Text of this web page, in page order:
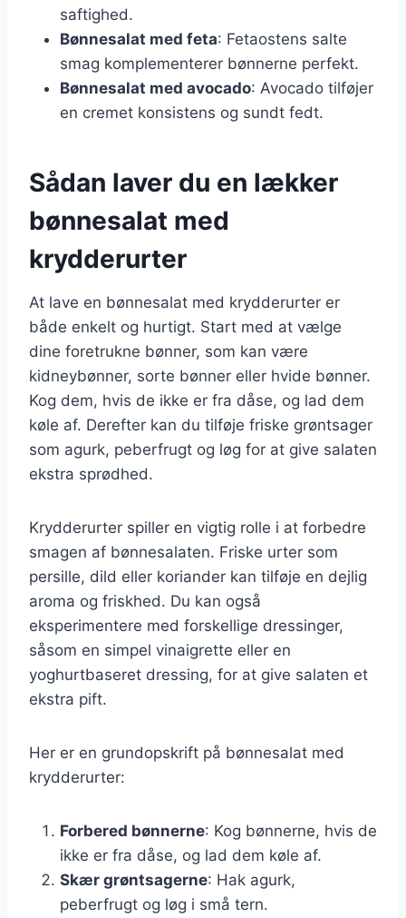
saftighed.
Bønnesalat med feta: Fetaostens salte
smag komplementerer bønnerne perfekt.
Bønnesalat med avocado: Avocado tilføjer
en cremet konsistens og sundt fedt.
Sådan laver du en lækker
bønnesalat med
krydderurter
At lave en bønnesalat med krydderurter er
både enkelt og hurtigt. Start med at vælge
dine foretrukne bønner, som kan være
kidneybønner, sorte bønner eller hvide bønner.
Kog dem, hvis de ikke er fra dåse, og lad dem
køle af. Derefter kan du tilføje friske grøntsager
som agurk, peberfrugt og løg for at give salaten
ekstra sprødhed.
Krydderurter spiller en vigtig rolle i at forbedre
smagen af bønnesalaten. Friske urter som
persille, dild eller koriander kan tilføje en dejlig
aroma og friskhed. Du kan også
eksperimentere med forskellige dressinger,
såsom en simpel vinaigrette eller en
yoghurtbaseret dressing, for at give salaten et
ekstra pift.
Her er en grundopskrift på bønnesalat med
krydderurter:
Forbered bønnerne: Kog bønnerne, hvis de
ikke er fra dåse, og lad dem køle af.
Skær grøntsagerne: Hak agurk,
peberfrugt og løg i små tern.